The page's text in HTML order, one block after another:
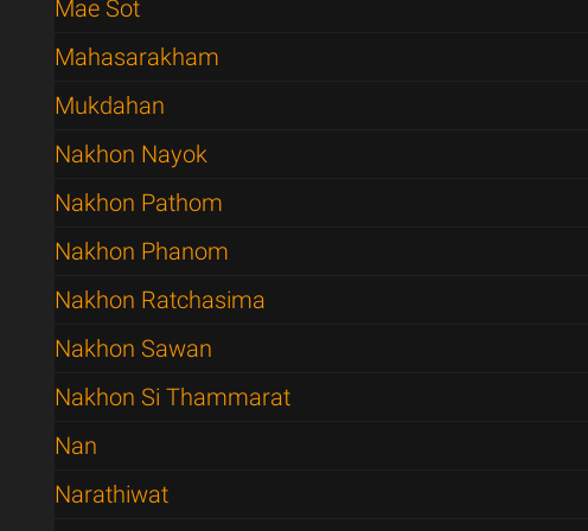
Mae Sot
Mahasarakham
Mukdahan
Nakhon Nayok
Nakhon Pathom
Nakhon Phanom
Nakhon Ratchasima
Nakhon Sawan
Nakhon Si Thammarat
Nan
Narathiwat